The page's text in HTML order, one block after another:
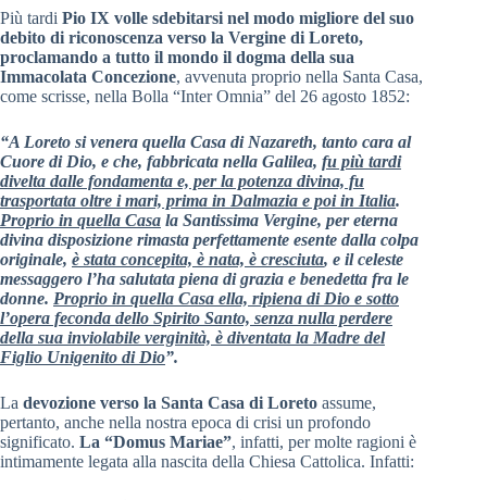
Più tardi Pio IX volle sdebitarsi nel modo migliore del suo
debito di riconoscenza verso la Vergine di Loreto,
proclamando a tutto il mondo il dogma della sua
Immacolata Concezione, avvenuta proprio nella Santa Casa,
come scrisse, nella Bolla “Inter Omnia” del 26 agosto 1852:
“A Loreto si venera quella Casa di Nazareth, tanto cara al
Cuore di Dio, e che, fabbricata nella Galilea, fu più tardi
divelta dalle fondamenta e, per la potenza divina, fu
trasportata oltre i mari, prima in Dalmazia e poi in Italia.
Proprio in quella Casa la Santissima Vergine, per eterna
divina disposizione rimasta perfettamente esente dalla colpa
originale, è stata concepita, è nata, è cresciuta, e il celeste
messaggero l’ha salutata piena di grazia e benedetta fra le
donne. Proprio in quella Casa ella, ripiena di Dio e sotto
l’opera feconda dello Spirito Santo, senza nulla perdere
della sua inviolabile verginità, è diventata la Madre del
Figlio Unigenito di Dio”.
La devozione verso la Santa Casa di Loreto assume,
pertanto, anche nella nostra epoca di crisi un profondo
significato. La “Domus Mariae”, infatti, per molte ragioni è
intimamente legata alla nascita della Chiesa Cattolica. Infatti: